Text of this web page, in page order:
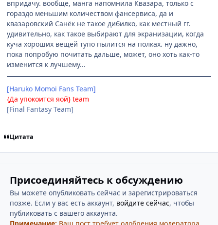
впридачу. вообще, манга напомнила Квазара, только с
гораздо меньшим количеством фансервиса, да и
квазаровский Санёк не такое дибилко, как местный гг.
удивительно, как такое выбирают для экранизации, когда
куча хороших вещей тупо пылится на полках. ну дажно,
пока попробую почитать дальше, может, оно хоть как-то
изменится к лучшему...
[Haruko Momoi Fans Team]
{Да упокоится яой} team
[Final Fantasy Team]
Цитата
Присоединяйтесь к обсуждению
Вы можете опубликовать сейчас и зарегистрироваться
позже. Если у вас есть аккаунт, войдите сейчас, чтобы
публиковать с вашего аккаунта.